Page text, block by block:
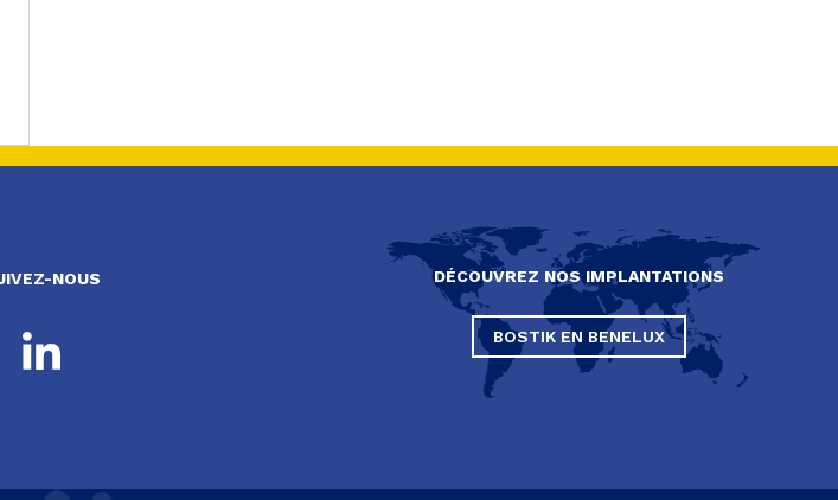
NOUS DÉCOUVREZ NOS IMPLANTATIONS
BOSTIK EN BENELUX